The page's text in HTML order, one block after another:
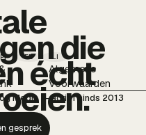
PI FB LI
Algemene
Voorwaarden
Media — actief sinds 2013
die
écht
gesprek